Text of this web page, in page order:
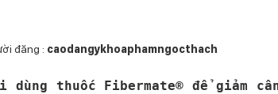
đăng : caodangykhoaphamngocthach
dùng thuốc Fibermate® để giảm